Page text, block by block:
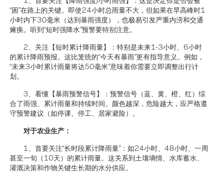
“困”在路上的关键。即使24小时总雨量不大，但如果在早高峰时1
小时内下30毫米（达到暴雨强度），也极易引发严重内涝和交通
瘫痪。听到“短时强降水”预警要特别注意。
2、关注【短时累计降雨量】：特别是未来1-3小时、6小时
的累计降雨预报。这比笼统的“今天有暴雨”更有指导意义。例如，
“未来3小时累计雨量将达50毫米”意味着你需要立即调整出行计
划。
3、看懂【暴雨预警信号】：预警信号（蓝、黄、橙、红）综
合了雨强、累计雨量和持续时间。颜色越深，危险越大，应严格遵
守预警建议（如停课、停工、居家避险）。
对于农业生产：
1、首要关注“长时段累计降雨量”：如24小时、48小时、一周
甚至一旬（10天）的累计雨量。这关系到土壤墒情、水库蓄水、
灌溉决策和作物关键生长期的水分供应。